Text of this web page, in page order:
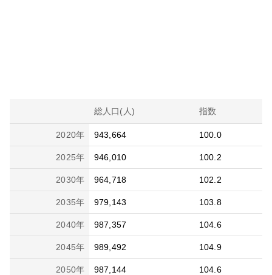
総人口(人) 指数
2020年 943,664 100.0
2025年 946,010 100.2
2030年 964,718 102.2
2035年 979,143 103.8
2040年 987,357 104.6
2045年 989,492 104.9
2050年 987,144 104.6